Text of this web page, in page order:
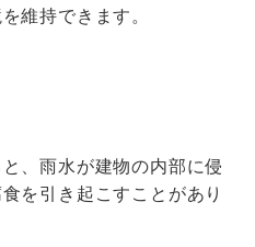
維持できます。
、雨水が建物の内部に侵
を引き起こすことがあり